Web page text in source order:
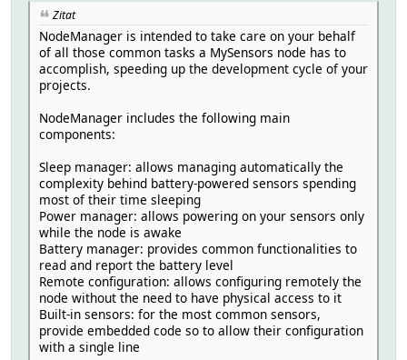
MyMessage msgTemp(CHILD_ID_TEMP,V_TEMP); // Initialize
MyMessage msgHum(CHILD_ID_HUM,V_HUM);
MyMessage voltageMsg(VOLTAGE_CHILD_ID, V_VOLTAGE);
int BATTERY_SENSE_PIN = A0; // select the input pin for
int oldBatteryPcnt = 0;
void presentation()
sendSketchInfo("SI7021-Powermonitor", "1.0 09.11.17");
present(CHILD_ID_TEMP, S_TEMP); // Present sensor
present(CHILD_ID_HUM, S_HUM);
present(VOLTAGE_CHILD_ID, S_MULTIMETER);
// metric = getControllerConfig().isMetric;
analogReference(INTERNAL);
}
void setup() {
DEBUG_SERIAL(38400); // <<<<<<<<<<<<<<<<<<<<<<<<<<
DEBUG_PRINTLN("Serial started");
Zitat
NodeManager is intended to take care on your behalf
of all those common tasks a MySensors node has to
accomplish, speeding up the development cycle of your
projects.
NodeManager includes the following main
components:
Sleep manager: allows managing automatically the
complexity behind battery-powered sensors spending
most of their time sleeping
Power manager: allows powering on your sensors only
while the node is awake
Battery manager: provides common functionalities to
read and report the battery level
Remote configuration: allows configuring remotely the
node without the need to have physical access to it
Built-in sensors: for the most common sensors,
provide embedded code so to allow their configuration
with a single line